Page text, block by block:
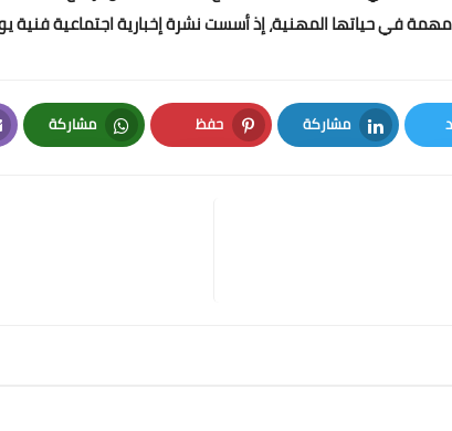
في حياتها المهنية، إذ أسست نشرة إخبارية اجتماعية فنية
مشاركة
LinkedIn
حفظ
Pinterest
مشاركة
Whatsapp